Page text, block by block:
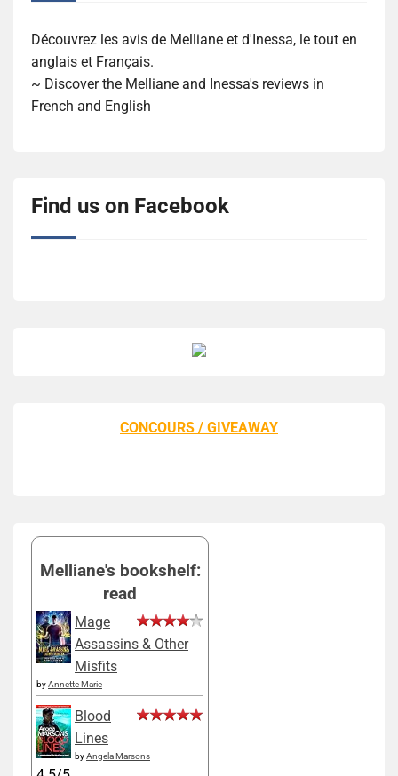
Découvrez les avis de Melliane et d'Inessa, le tout en
anglais et Français.
~ Discover the Melliane and Inessa's reviews in
French and English
Find us on Facebook
CONCOURS / GIVEAWAY
Melliane's bookshelf:
read
Mage
Assassins & Other
Misfits
byAnnette Marie
Blood
Lines
byAngela Marsons